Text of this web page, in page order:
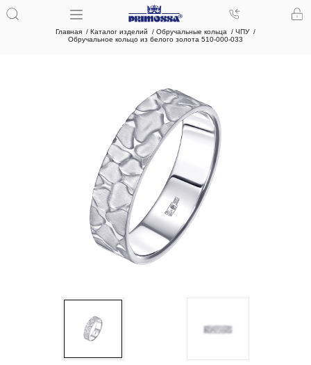
Главная Каталог изделий Обручальные кольца
ЧПУ
Обручальное кольцо из белого золота 510-000-033